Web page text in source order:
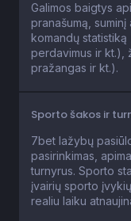
Galimos baigtys
pranašumą, suminį
komandų
perdavimus ir kt.),
pražangas ir kt.).
Sporto šakos ir
7bet lažybų
pasirinkimas,
turnyrus. Sporto
įvairių sporto
realiu laiku